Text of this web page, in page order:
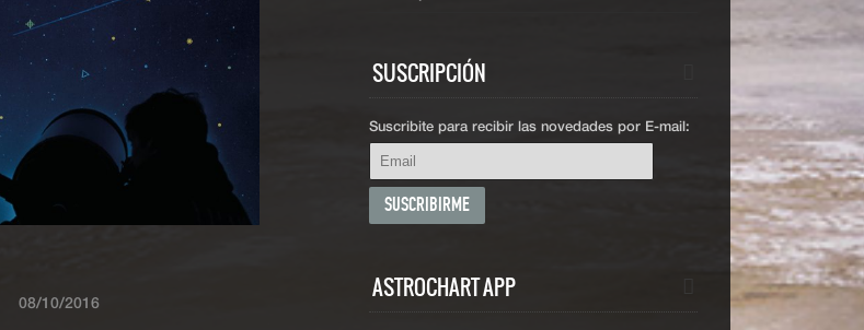
08/10/2016
SUSCRIPCIÓN
Suscribite para recibir las novedades por E-mail:
ASTROCHART APP